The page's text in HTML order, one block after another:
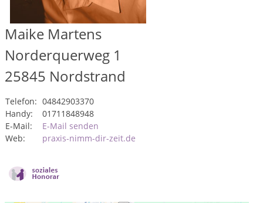
Maike Martens
Norderquerweg 1
25845 Nordstrand
Telefon: 04842903370
Handy:
01711848948
E-Mail:
E-Mail senden
Web:
praxis-nimm-dir-zeit.de